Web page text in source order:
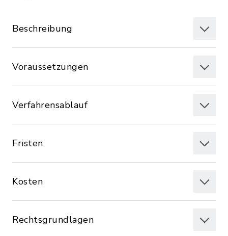
Beschreibung
Voraussetzungen
Verfahrensablauf
Fristen
Kosten
Rechtsgrundlagen